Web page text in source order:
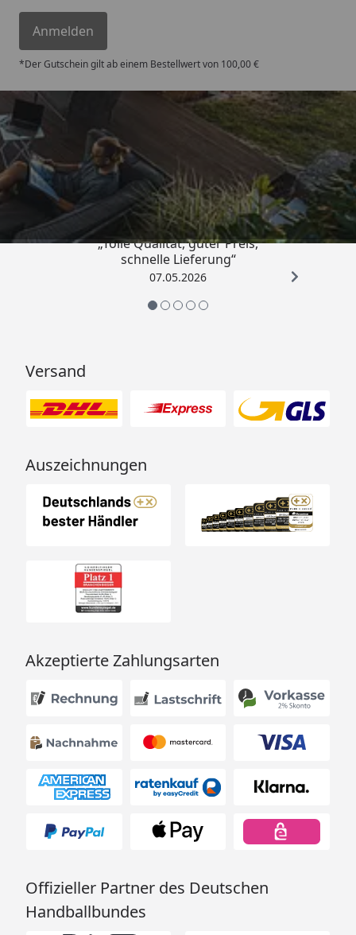
Anmelden
*Der Gutschein gilt ab einem Bestellwert von 100,00 €
Trusted Shops
4,67/ 5
„Tolle Qualität, guter Preis,
schnelle Lieferung“
07.05.2026
Versand
Auszeichnungen
Akzeptierte Zahlungsarten
Offizieller Partner des Deutschen
Handballbundes